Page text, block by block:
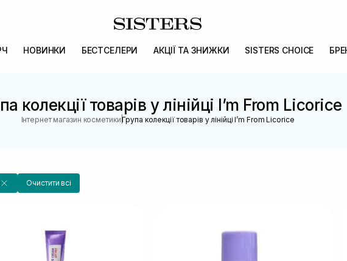
НОВИНКИ БЕСТСЕЛЕРИ АКЦІЇ ТА ЗНИЖКИ SISTERS CHOICE
колекції товарів у лінійці I’m From Licorice
Інтернет магазин косметики |Група колекції товарів у лінійці I’m From Licorice
Очистити всі